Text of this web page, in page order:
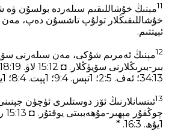
11مېنىڭ خۇشاللىقىم سىلەردە بولسۇن ۋە
خۇشاللىقىڭلار تولۇپ تاشسۇن دەپ، مەن
ئېيتتىم.
12مېنىڭ ئەمرىم شۇكى، مەن سىلەرنى
13‏:34؛ ئ‍ەف. 5‏:2؛ 1تېس. 4‏:9؛ 1پېت. 4‏:8؛ 1يۇھ. 3‏:23؛ 4‏:21. *
13ئىنسانلارنىڭ ئۆز دوستلىرى ئۈچۈن
1يۇھ. 3‏:16. *